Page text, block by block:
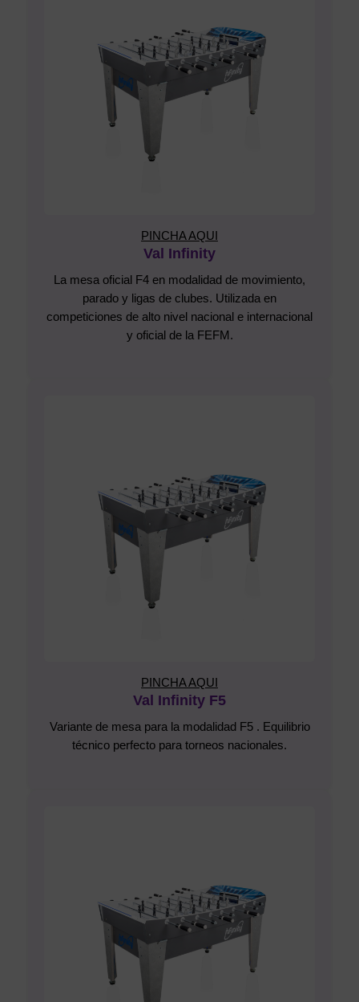
PINCHA AQUI
Val Infinity
La mesa oficial F4 en modalidad de movimiento,
parado y ligas de clubes. Utilizada en
competiciones de alto nivel nacional e internacional
y oficial de la FEFM.
PINCHA AQUI
Val Infinity F5
Variante de mesa para la modalidad F5 . Equilibrio
técnico perfecto para torneos nacionales.